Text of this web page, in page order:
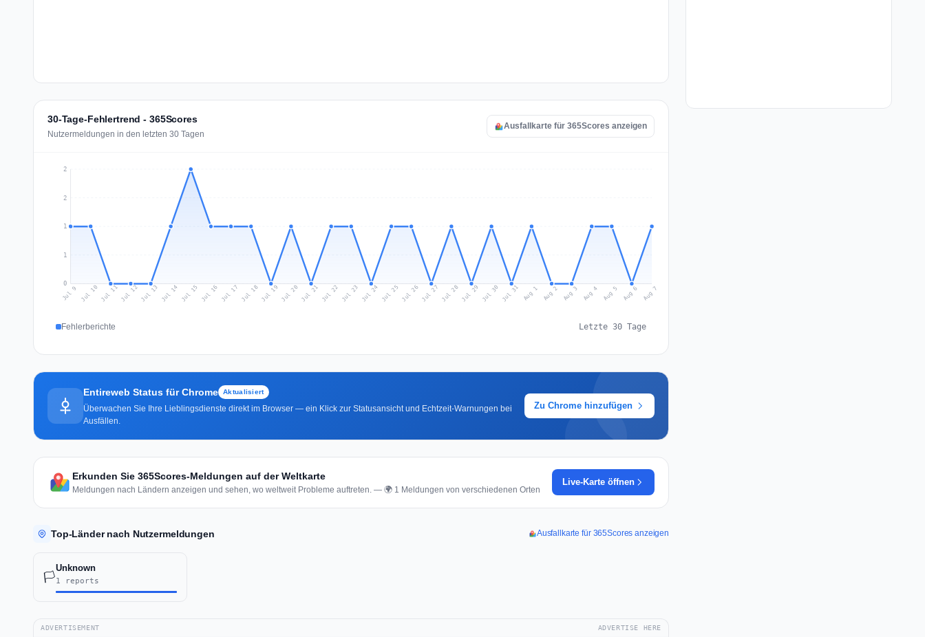
30-Tage-Fehlertrend - 365Scores
Nutzermeldungen in den letzten 30 Tagen
Ausfallkarte für 365Scores anzeigen
0
1
1
2
2
Jul 9 Jul 10 Jul 11Jul 12Jul 13 Jul 14 Jul 15 Jul 16 Jul 17 Jul 18Jul 19 Jul 20 Jul 21 Jul 22 Jul 23 Jul 24 Jul 25 Jul 26Jul 27 Jul 28Jul 29 Jul 30 Jul 31 Aug 1 Aug 2 Aug 3 Aug 4 Aug 5 Aug 6 Aug 7
Fehlerberichte Letzte 30 Tage
Entireweb Status für Chrome Aktualisiert
Überwachen Sie Ihre Lieblingsdienste direkt im Browser — ein Klick zur Statusansicht und Echtzeit-Warnungen bei
Ausfällen.
Zu Chrome hinzufügen
Erkunden Sie 365Scores-Meldungen auf der Weltkarte
Meldungen nach Ländern anzeigen und sehen, wo weltweit Probleme auftreten. — 🌍 1 Meldungen von verschiedenen Orten
Live-Karte öffnen
Top-Länder nach Nutzermeldungen Ausfallkarte für 365Scores anzeigen
🏳️
Unknown
1 reports
ADVERTISEMENT ADVERTISE HERE